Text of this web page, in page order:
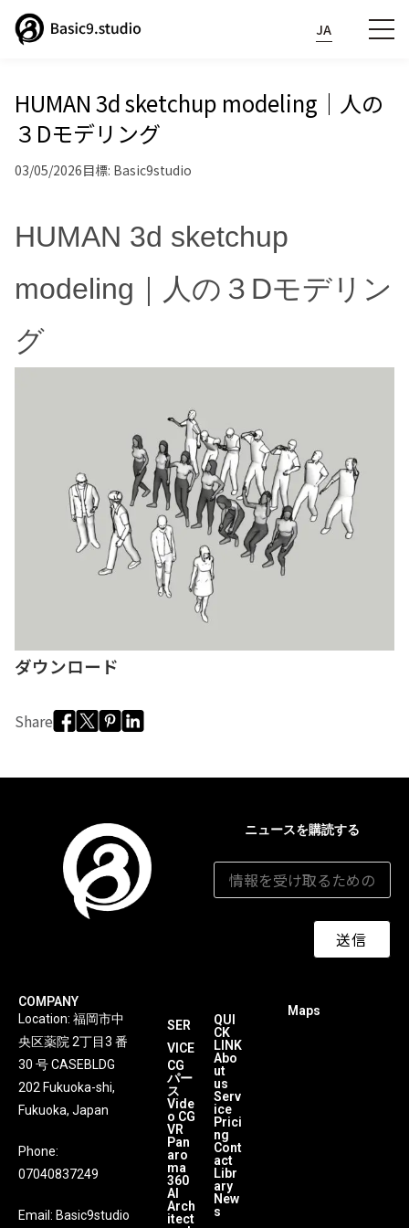
JA
Basic9studio@gmail.com
福岡市中央区薬院 2丁目3 番 30 号 CASEBLDG 202
Fukuoka-shi, Fukuoka, Japan
HUMAN 3d sketchup modeling｜人の
３Dモデリング
03/05/2026目標: Basic9studio
HUMAN 3d sketchup
modeling｜人の３Dモデリン
グ
ダウンロード
Share
ニュースを購読する
送信
COMPANY
Location: 福岡市中
央区薬院 2丁目3 番
30 号 CASEBLDG
202 Fukuoka-shi,
Fukuoka, Japan
Phone:
07040837249
Email: Basic9studio
SER
VICE
CG
パー
ス
Vide
o CG
VR
Pan
aro
ma
360
AI
Arch
itect
QUI
CK
LINK
Abo
ut
us
Serv
ice
Prici
ng
Cont
act
Libr
ary
New
s
Maps